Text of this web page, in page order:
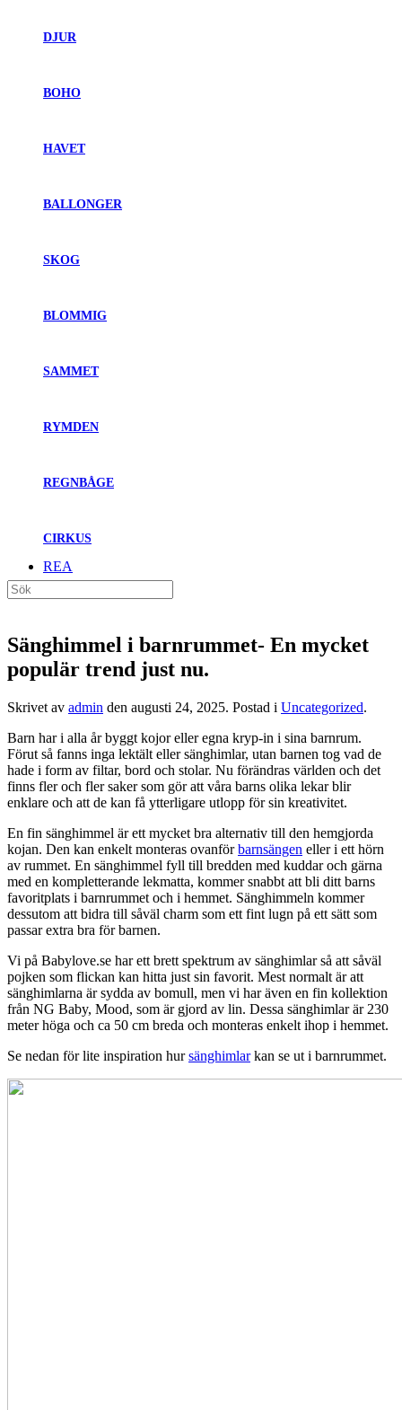
DJUR
BOHO
HAVET
BALLONGER
SKOG
BLOMMIG
SAMMET
RYMDEN
REGNBÅGE
CIRKUS
REA
Sänghimmel i barnrummet- En mycket
populär trend just nu.
Skrivet av admin den augusti 24, 2025. Postad i Uncategorized.
Barn har i alla år byggt kojor eller egna kryp-in i sina barnrum.
Förut så fanns inga lektält eller sänghimlar, utan barnen tog vad de
hade i form av filtar, bord och stolar. Nu förändras världen och det
finns fler och fler saker som gör att våra barns olika lekar blir
enklare och att de kan få ytterligare utlopp för sin kreativitet.
En fin sänghimmel är ett mycket bra alternativ till den hemgjorda
kojan. Den kan enkelt monteras ovanförbarnsängen eller i ett hörn
av rummet. En sänghimmel fyll till bredden med kuddar och gärna
med en kompletterande lekmatta, kommer snabbt att bli ditt barns
favoritplats i barnrummet och i hemmet. Sänghimmeln kommer
dessutom att bidra till såväl charm som ett fint lugn på ett sätt som
passar extra bra för barnen.
Vi på Babylove.se har ett brett spektrum av sänghimlar så att såväl
pojken som flickan kan hitta just sin favorit. Mest normalt är att
sänghimlarna är sydda av bomull, men vi har även en fin kollektion
från NG Baby, Mood, som är gjord av lin. Dessa sänghimlar är 230
meter höga och ca 50 cm breda och monteras enkelt ihop i hemmet.
Se nedan för lite inspiration hursänghimlarkan se ut i barnrummet.